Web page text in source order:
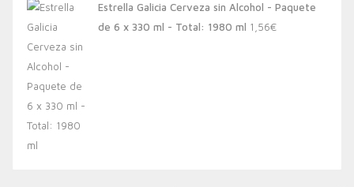
Estrella Galicia Cerveza sin Alcohol - Paquete
de 6 x 330 ml - Total: 1980 ml 1,56€